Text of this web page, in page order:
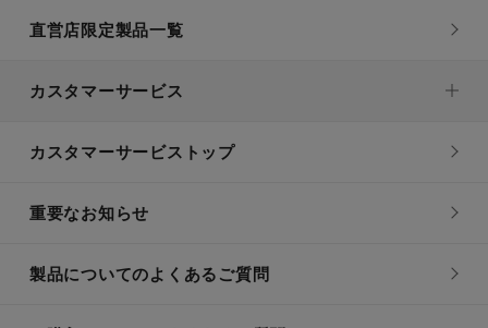
直営店限定製品一覧
カスタマーサービス
カスタマーサービストップ
重要なお知らせ
製品についてのよくあるご質問